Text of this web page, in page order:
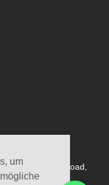
um
South Road,